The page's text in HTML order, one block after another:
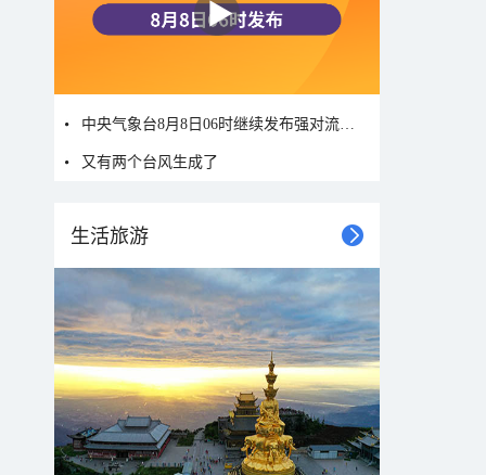
中央气象台8月8日06时继续发布强对流天气蓝色预警
又有两个台风生成了
生活旅游